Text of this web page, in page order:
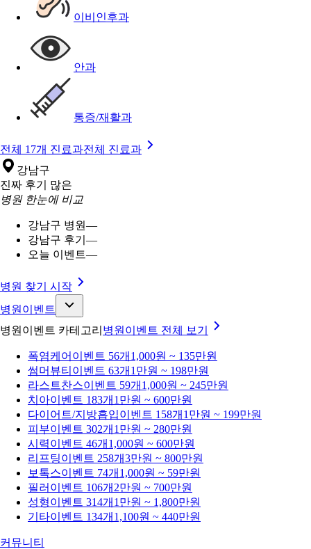
이비인후과
안과
통증/재활과
전체 17개 진료과전체 진료과
강남구
진짜 후기 많은
병원 한눈에 비교
강남구 병원—
강남구 후기 —
오늘 이벤트—
병원 찾기 시작
병원이벤트
병원이벤트 카테고리 병원이벤트 전체 보기
폭염케어 이벤트 56개 1,000원 ~ 135만원
썸머뷰티 이벤트 63개 1만원 ~ 198만원
라스트찬스이벤트 59개 1,000원 ~ 245만원
치아이벤트 183개 1만원 ~ 600만원
다이어트/지방흡입이벤트 158개 1만원 ~ 199만원
피부이벤트 302개 1만원 ~ 280만원
시력이벤트 46개 1,000원 ~ 600만원
리프팅이벤트 258개3만원 ~ 800만원
보톡스이벤트 74개 1,000원 ~ 59만원
필러 이벤트 106개 2만원 ~ 700만원
성형이벤트 314개 1만원 ~ 1,800만원
기타이벤트 134개 1,100원 ~ 440만원
커뮤니티